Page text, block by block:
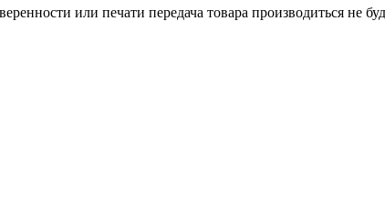
или печати передача товара производиться не